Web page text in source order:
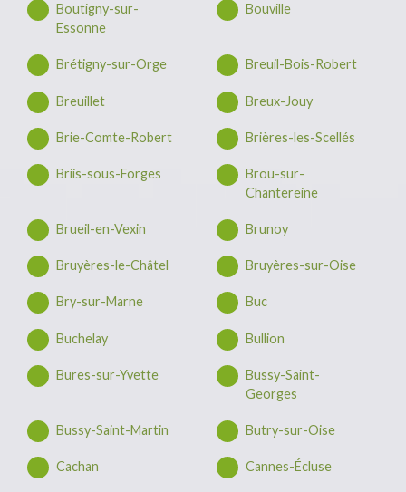
Boutigny-sur-
Essonne
Bouville
Brétigny-sur-Orge Breuil-Bois-Robert
Breuillet Breux-Jouy
Brie-Comte-Robert Brières-les-Scellés
Briis-sous-Forges
Brou-sur-
Chantereine
Brueil-en-Vexin Brunoy
Bruyères-le-Châtel Bruyères-sur-Oise
Bry-sur-Marne Buc
Buchelay Bullion
Bures-sur-Yvette
Bussy-Saint-
Georges
Bussy-Saint-Martin Butry-sur-Oise
Cachan Cannes-Écluse